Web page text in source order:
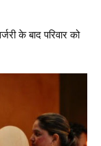
के बाद परिवार को